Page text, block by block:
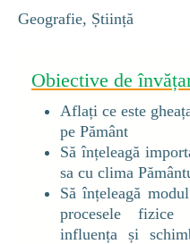
Geografie, Știință
Obiective de
Aflați ce este
pe Pământ
Să înțeleagă
sa cu clima
Să înțeleagă
procesele fizice
influența și